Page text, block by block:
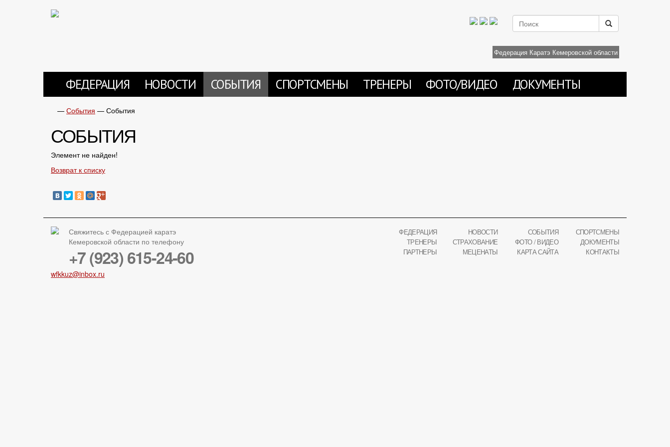
Федерация Каратэ Кемеровской области
ФЕДЕРАЦИЯ НОВОСТИ СОБЫТИЯ СПОРТСМЕНЫ ТРЕНЕРЫ ФОТО/ВИДЕО ДОКУМЕНТЫ
— События — События
СОБЫТИЯ
Элемент не найден!
Возврат к списку
Свяжитесь с Федерацией каратэ
Кемеровской области по телефону
+7 (923) 615-24-60
wfkkuz@inbox.ru
ФЕДЕРАЦИЯ НОВОСТИ СОБЫТИЯ
СПОРТСМЕНЫ
ТРЕНЕРЫ
СТРАХОВАНИЕ ФОТО / ВИДЕО
ДОКУМЕНТЫ
ПАРТНЕРЫ
МЕЦЕНАТЫ КАРТА САЙТА КОНТАКТЫ